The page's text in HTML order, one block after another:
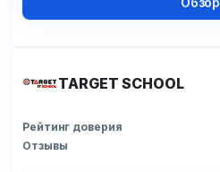
TARGET SCHOOL
Рейтинг доверия
Отзывы